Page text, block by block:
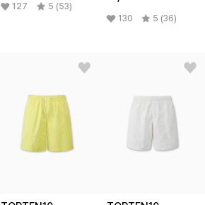
127 5 (53)
130 5 (36)